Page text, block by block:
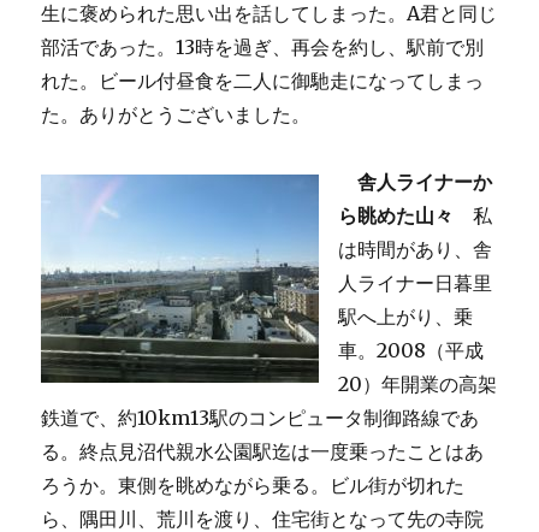
生に褒められた思い出を話してしまった。A君と同じ
部活であった。13時を過ぎ、再会を約し、駅前で別
れた。ビール付昼食を二人に御馳走になってしまっ
た。ありがとうございました。
舎人ライナーか
ら眺めた山々
私
は時間があり、舎
人ライナー日暮里
駅へ上がり、乗
車。2008（平成
20）年開業の高架
鉄道で、約10km13駅のコンピュータ制御路線であ
る。終点見沼代親水公園駅迄は一度乗ったことはあ
ろうか。東側を眺めながら乗る。ビル街が切れた
ら、隅田川、荒川を渡り、住宅街となって先の寺院